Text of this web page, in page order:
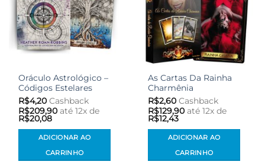
Oráculo Astrológico –
Códigos Estelares
R$4,20 Cashback
R$209,90 até 12x de
R$20,08
ADICIONAR AO
CARRINHO
As Cartas Da Rainha
Charmênia
R$2,60 Cashback
R$129,90 até 12x de
R$12,43
ADICIONAR AO
CARRINHO